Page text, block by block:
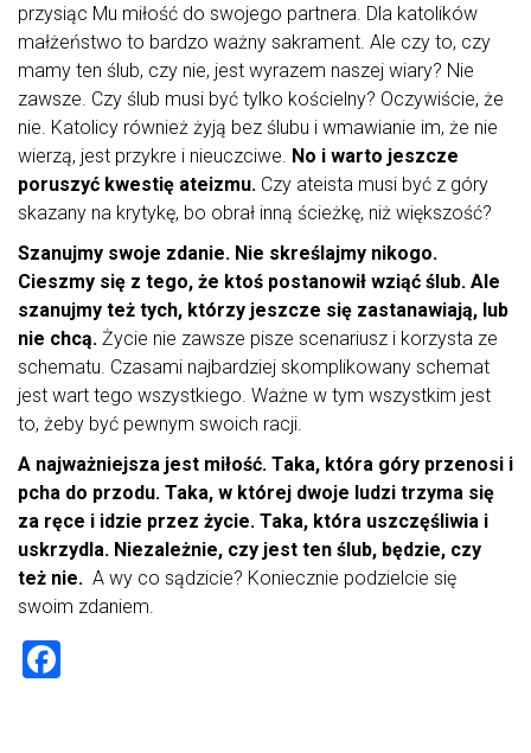
przysiąc Mu miłość do swojego partnera. Dla katolików
małżeństwo to bardzo ważny sakrament. Ale czy to, czy
mamy ten ślub, czy nie, jest wyrazem naszej wiary? Nie
zawsze. Czy ślub musi być tylko kościelny? Oczywiście, że
nie. Katolicy również żyją bez ślubu i wmawianie im, że nie
wierzą, jest przykre i nieuczciwe. No i warto jeszcze
poruszyć kwestię ateizmu. Czy ateista musi być z góry
skazany na krytykę, bo obrał inną ścieżkę, niż większość?
Szanujmy swoje zdanie. Nie skreślajmy nikogo.
Cieszmy się z tego, że ktoś postanowił wziąć ślub. Ale
szanujmy też tych, którzy jeszcze się zastanawiają, lub
nie chcą. Życie nie zawsze pisze scenariusz i korzysta ze
schematu. Czasami najbardziej skomplikowany schemat
jest wart tego wszystkiego. Ważne w tym wszystkim jest
to, żeby być pewnym swoich racji.
A najważniejsza jest miłość. Taka, która góry przenosi i
pcha do przodu. Taka, w której dwoje ludzi trzyma się
za ręce i idzie przez życie. Taka, która uszczęśliwia i
uskrzydla. Niezależnie, czy jest ten ślub, będzie, czy
też nie. A wy co sądzicie? Koniecznie podzielcie się
swoim zdaniem.